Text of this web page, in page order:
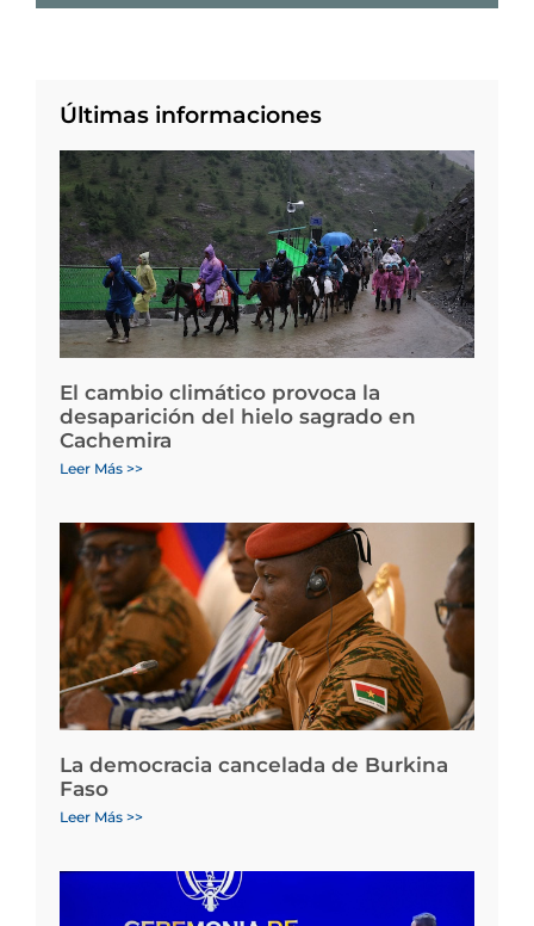
Últimas informaciones
El cambio climático provoca la
desaparición del hielo sagrado en
Cachemira
Leer Más >>
La democracia cancelada de Burkina
Faso
Leer Más >>